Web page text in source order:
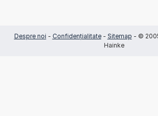
Despre noi - Confidențialitate- Sitemap - ©
Hainke